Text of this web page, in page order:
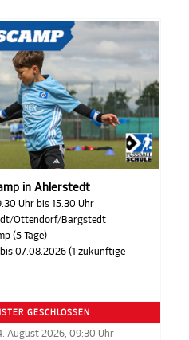
in Ahlerstedt
Uhr bis 15.30 Uhr
Ottendorf/Bargstedt
(5 Tage)
07.08.2026 (1 zukünftige
GESCHLOSSEN
August 2026, 09:30 Uhr